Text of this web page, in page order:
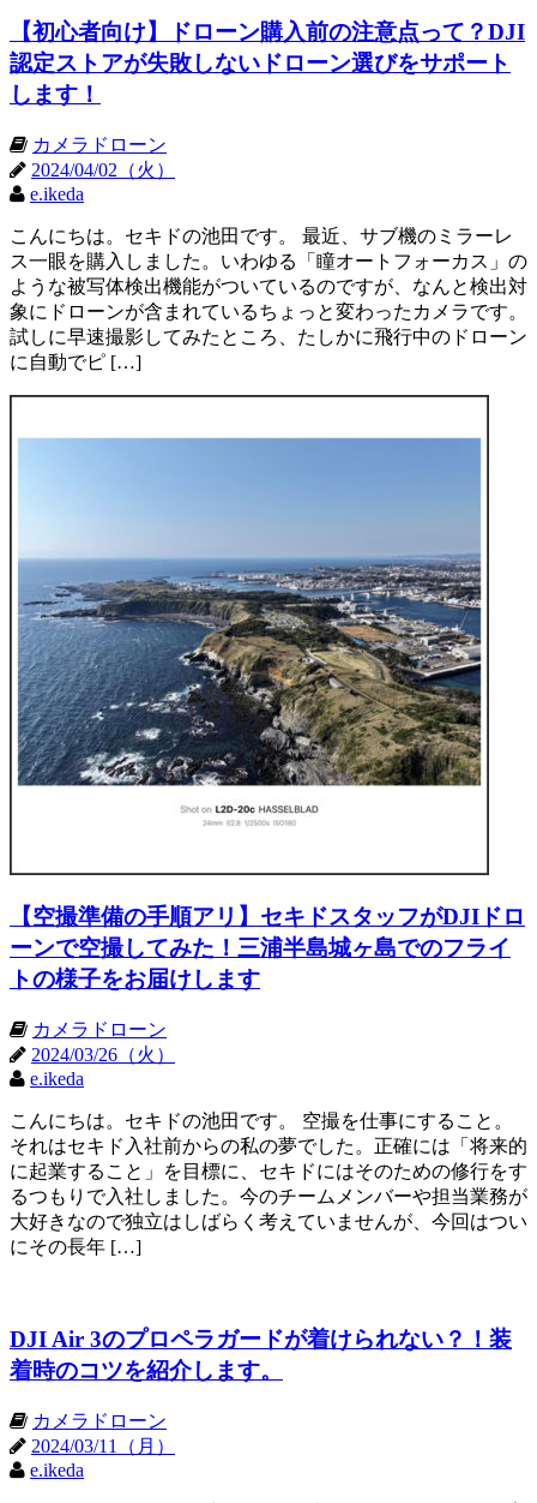
【初心者向け】ドローン購入前の注意点って？DJI
認定ストアが失敗しないドローン選びをサポート
します！
カメラドローン
2024/04/02（火）
e.ikeda
こんにちは。セキドの池田です。 最近、サブ機のミラーレ
ス一眼を購入しました。いわゆる「瞳オートフォーカス」の
ような被写体検出機能がついているのですが、なんと検出対
象にドローンが含まれているちょっと変わったカメラです。
試しに早速撮影してみたところ、たしかに飛行中のドローン
に自動でピ […]
【空撮準備の手順アリ】セキドスタッフがDJIドロ
ーンで空撮してみた！三浦半島城ヶ島でのフライ
トの様子をお届けします
カメラドローン
2024/03/26（火）
e.ikeda
こんにちは。セキドの池田です。 空撮を仕事にすること。
それはセキド入社前からの私の夢でした。正確には「将来的
に起業すること」を目標に、セキドにはそのための修行をす
るつもりで入社しました。今のチームメンバーや担当業務が
大好きなので独立はしばらく考えていませんが、今回はつい
にその長年 […]
DJI Air 3のプロペラガードが着けられない？！装
着時のコツを紹介します。
カメラドローン
2024/03/11（月）
e.ikeda